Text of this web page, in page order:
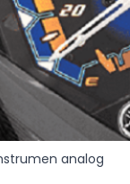
analog